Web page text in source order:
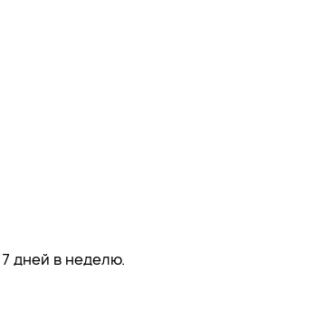
дней в неделю.